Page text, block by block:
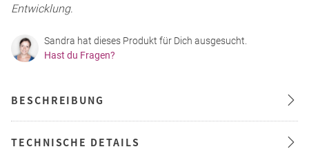
Entwicklung.
Sandra hat dieses Produkt für Dich ausgesucht.
Hast du Fragen?
BESCHREIBUNG
TECHNISCHE DETAILS